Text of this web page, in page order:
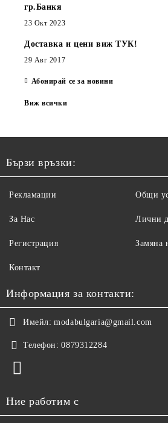
гр.Банкя
23 Окт 2023
Доставка и цени виж ТУК!
29 Авг 2017
Абонирай се за новини
Виж всички
Бързи връзки:
Рекламации
За Нас
Регистрация
Контакт
Общи
Лични
Замяна
Информация за контакти:
Имейл: modabulgaria@gmail.com
Телефон: 0879312284
Ние работим с